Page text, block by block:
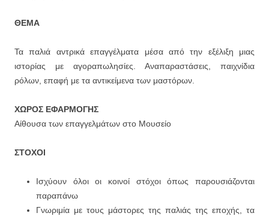
ΘΕΜΑ
Τα παλιά αντρικά επαγγέλματα μέσα από την εξέλιξη μιας
ιστορίας με αγοραπωλησίες. Αναπαραστάσεις, παιχνίδια
ρόλων, επαφή με τα αντικείμενα των μαστόρων.
ΧΩΡΟΣ ΕΦΑΡΜΟΓΗΣ
Αίθουσα των επαγγελμάτων στο Μουσείο
ΣΤΟΧΟΙ
Ισχύουν όλοι οι κοινοί στόχοι όπως παρουσιάζονται
παραπάνω
Γνωριμία με τους μάστορες της παλιάς της εποχής, τα